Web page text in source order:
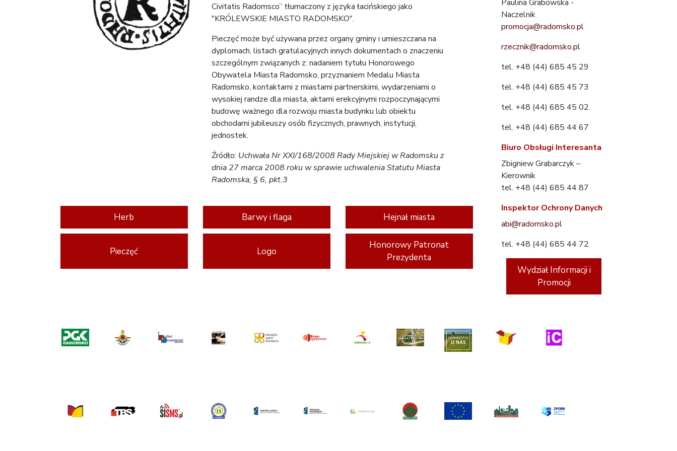
Civitatis Radomsco” tłumaczony z języka łacińskiego jako
"KRÓLEWSKIE MIASTO RADOMSKO".
Pieczęć może być używana przez organy gminy i umieszczana na
dyplomach, listach gratulacyjnych innych dokumentach o znaczeniu
szczególnym związanych z: nadaniem tytułu Honorowego
Obywatela Miasta Radomsko, przyznaniem Medalu Miasta
Radomsko, kontaktami z miastami partnerskimi, wydarzeniami o
wysokiej randze dla miasta, aktami erekcyjnymi rozpoczynającymi
budowę ważnego dla rozwoju miasta budynku lub obiektu
obchodami jubileuszy osób fizycznych, prawnych, instytucji,
jednostek.
Źródło: Uchwała Nr XXI/168/2008 Rady Miejskiej w Radomsku z
dnia 27 marca 2008 roku w sprawie uchwalenia Statutu Miasta
Radomska, § 6, pkt.3
Herb Barwy i flaga Hejnał miasta
Pieczęć Logo
Honorowy Patronat
Prezydenta
Paulina Grabowska -
Naczelnik
promocja@radomsko.pl
rzecznik@radomsko.pl
tel. +48 (44) 685 45 29
tel. +48 (44) 685 45 73
tel. +48 (44) 685 45 02
tel. +48 (44) 685 44 67
Biuro Obsługi Interesanta
Zbigniew Grabarczyk –
Kierownik
tel. +48 (44) 685 44 87
Inspektor Ochrony Danych
abi@radomsko.pl
tel. +48 (44) 685 44 72
Wydział Informacji i
Promocji